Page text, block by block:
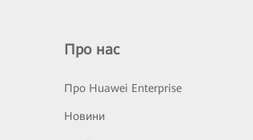
Про нас
Про Huawei Enterprise
Новини